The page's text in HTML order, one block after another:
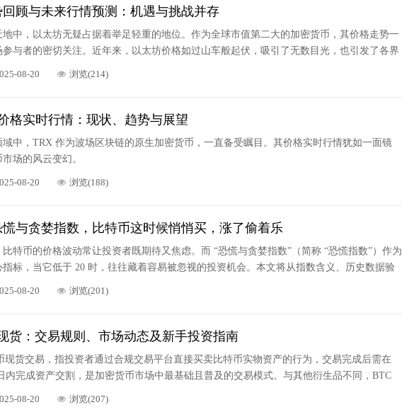
顾与未来行情预测：机遇与挑战并存
中，以太坊无疑占据着举足轻重的地位。作为全球市值第二大的加密货币，其价格走势一
与者的密切关注。近年来，以太坊价格如过山车般起伏，吸引了无数目光，也引发了各界
测。
08-20 浏览(214)
格实时行情：现状、趋势与展望
中，TRX 作为波场区块链的原生加密货币，一直备受瞩目。其价格实时行情犹如一面镜
场的风云变幻。
08-20 浏览(188)
与贪婪指数，比特币这时候悄悄买，涨了偷着乐
特币的价格波动常让投资者既期待又焦虑。而 “恐慌与贪婪指数”（简称 “恐慌指数”）作为
标，当它低于 20 时，往往藏着容易被忽视的投资机会。本文将从指数含义、历史数据验
，拆解这一 “买入暗号” 的逻辑，帮投资者把握低风险入场时机。
08-20 浏览(201)
货：交易规则、市场动态及新手投资指南
现货交易，指投资者通过合规交易平台直接买卖比特币实物资产的行为，交易完成后需在
内完成资产交割，是加密货币市场中最基础且普及的交易模式。与其他衍生品不同，BTC
大，投资者持有的是实际的比特币资产，资产所有权随交易完成即时转移。
08-20 浏览(207)